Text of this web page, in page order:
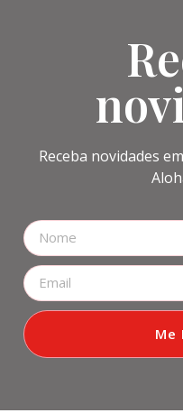
Receba novidades
Me